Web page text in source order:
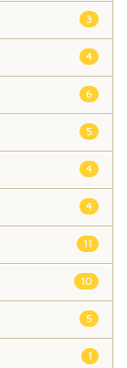
3
4
6
5
4
4
11
10
5
1